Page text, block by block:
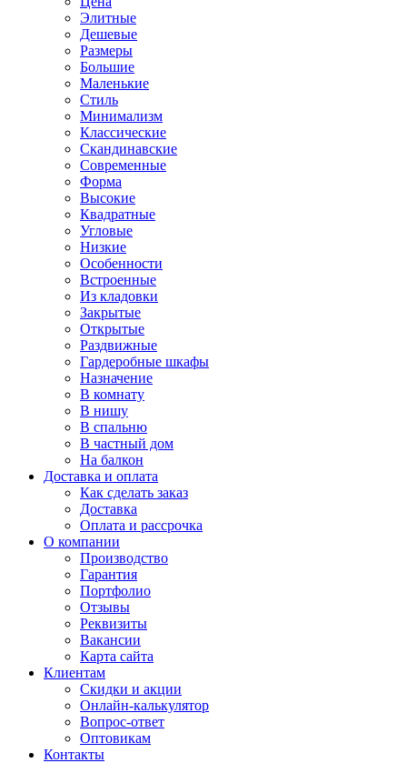
Элитные
Дешевые
Размеры
Большие
Маленькие
Стиль
Минимализм
Классические
Скандинавские
Современные
Форма
Высокие
Квадратные
Угловые
Низкие
Особенности
Встроенные
Из кладовки
Закрытые
Открытые
Раздвижные
Гардеробные шкафы
Назначение
В комнату
В нишу
В спальню
В частный дом
На балкон
Доставка и оплата
Как сделать заказ
Доставка
Оплата и рассрочка
О компании
Производство
Гарантия
Портфолио
Отзывы
Реквизиты
Вакансии
Карта сайта
Клиентам
Скидки и акции
Онлайн-калькулятор
Вопрос-ответ
Оптовикам
Контакты